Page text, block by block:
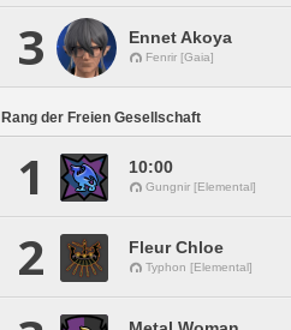
3 Ennet Akoya
Fenrir [Gaia]
Rang der Freien Gesellschaft
1 10:00
Gungnir [Elemental]
2 Fleur Chloe
Typhon [Elemental]